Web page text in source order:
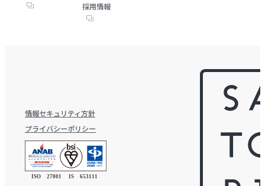
採用情報
情報セキュリティ方針
プライバシーポリシー